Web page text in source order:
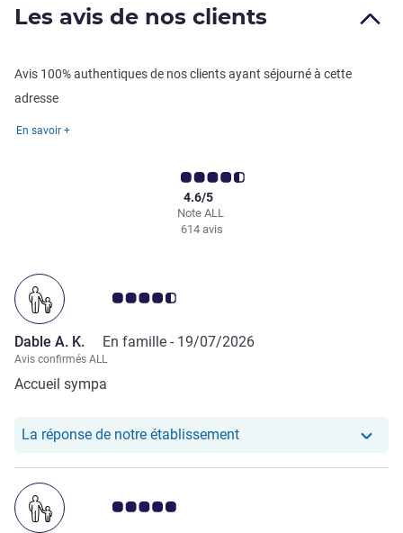
Les avis de nos clients
Avis 100% authentiques de nos clients ayant séjourné à cette
adresse
En savoir +
Note ALL
4.6/5
614 avis
Note Avis clients 4.5/5
Dable A. K. En famille - 19/07/2026
Avis confirmés ALL
Accueil sympa
La réponse de notre établissementNotre hôtel a repondu au
Note Avis clients 5.0/5